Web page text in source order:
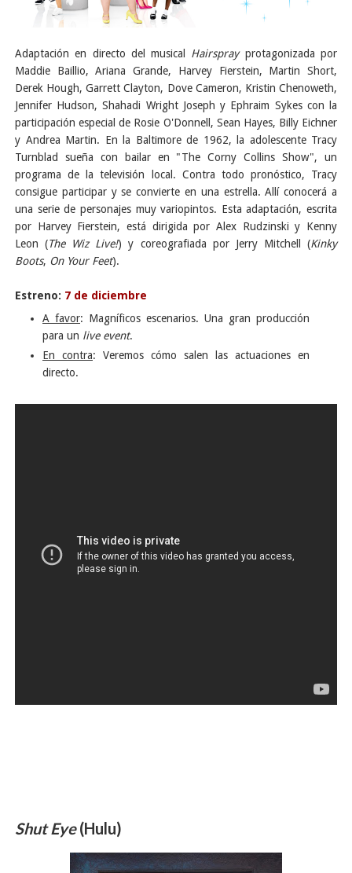
Adaptación en directo del musical Hairsprayprotagonizada por
Maddie Baillio, Ariana Grande, Harvey Fierstein, Martin Short,
Derek Hough, Garrett Clayton, Dove Cameron, Kristin Chenoweth,
Jennifer Hudson, Shahadi Wright Joseph y Ephraim Sykes con la
participación especial de Rosie O'Donnell, Sean Hayes, Billy Eichner
y Andrea Martin. En la Baltimore de 1962, la adolescente Tracy
Turnblad sueña con bailar en "The Corny Collins Show", un
programa de la televisión local. Contra todo pronóstico, Tracy
consigue participar y se convierte en una estrella. Allí conocerá a
una serie de personajes muy variopintos. Esta adaptación, escrita
por Harvey Fierstein, está dirigida por Alex Rudzinski y Kenny
Leon (The Wiz Live!) y coreografiada por Jerry Mitchell (Kinky
Boots, On Your Feet).
Estreno: 7 de diciembre
A favor: Magníficos escenarios. Una gran producción
para un live event.
En contra: Veremos cómo salen las actuaciones en
directo.
Shut Eye(Hulu)